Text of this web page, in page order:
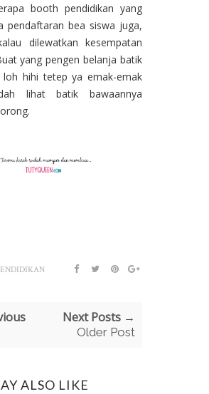
booth pendidikan yang
pendaftaran bea siswa juga,
dilewatkan kesempatan
yang pengen belanja batik
hihi tetep ya emak-emak
lihat batik bawaannya
Next Posts →
Older Post
ALSO LIKE